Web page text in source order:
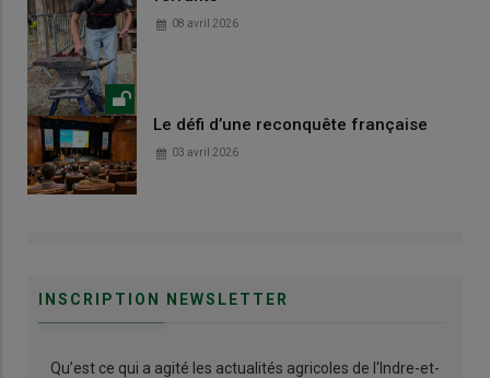
08 avril 2026
Le défi d’une reconquête française
03 avril 2026
INSCRIPTION NEWSLETTER
Qu’est ce qui a agité les actualités agricoles de l'Indre-et-